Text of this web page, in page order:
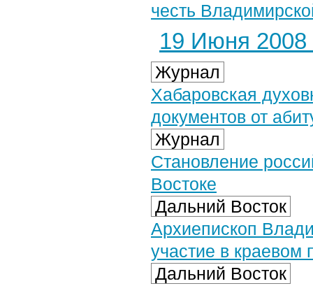
честь
19 Июня 2008
Журнал
Хабаровская
документов от
Журнал
Становление
Востоке
Дальний Восток
Архиепископ
участие в краевом
Дальний Восток